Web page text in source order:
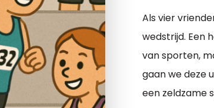
Als vier
wedstrijd. Een
van sporten,
gaan we deze
een zeldzame